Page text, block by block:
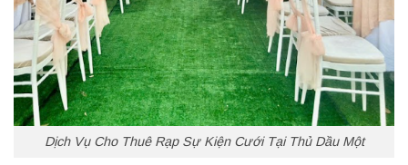
Dịch Vụ Cho Thuê Rạp Sự Kiện Cưới Tại Thủ Dầu Một